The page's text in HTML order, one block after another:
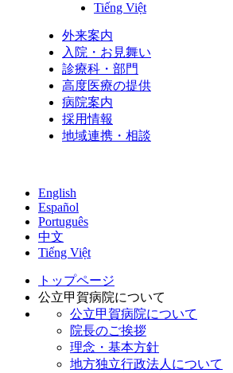
Tiếng Việt
外来案内
入院・お見舞い
診療科・部門
高度医療の提供
病院案内
採用情報
地域連携・相談
English
Español
Português
中文
Tiếng Việt
トップページ
公立甲賀病院について
公立甲賀病院について
院長のご挨拶
理念・基本方針
地方独立行政法人について